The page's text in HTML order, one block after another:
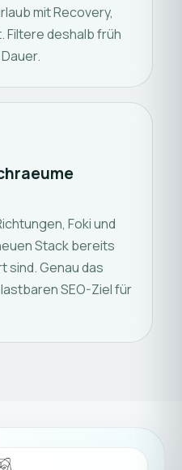
mit Recovery,
Filtere deshalb früh
Foki und
Stack bereits
sind. Genau das
SEO-Ziel für